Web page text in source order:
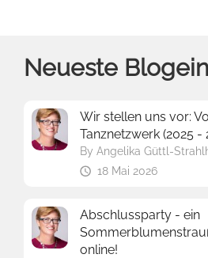
Neueste
Wir stellen uns vor:
Tanznetzwerk (2025 -
ByAngelika Güttl-
18 Mai 2026
Abschlussparty - ein
online!